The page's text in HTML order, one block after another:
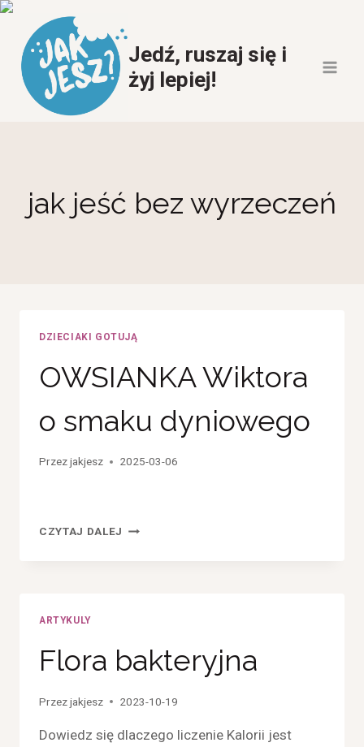
Przeskocz
treści
Jedź, ruszaj się i
żyj lepiej!
jak jeść bez wyrzeczeń
DZIECIAKI GOTUJĄ
OWSIANKA Wiktora
o smaku dyniowego
Przezjakjesz 2025-03-06
CZYTAJ DALEJ OWSIANKA
ARTYKULY
Flora bakteryjna
Przezjakjesz 2023-10-19
Dowiedz się dlaczego liczenie Kalorii jest